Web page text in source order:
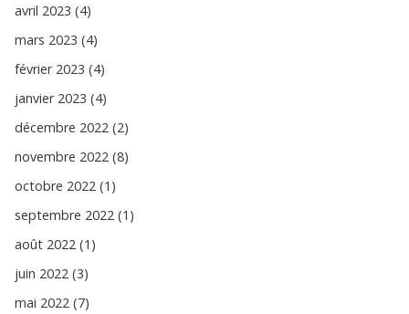
avril 2023 (4)
mars 2023 (4)
février 2023 (4)
janvier 2023 (4)
décembre 2022 (2)
novembre 2022 (8)
octobre 2022 (1)
septembre 2022 (1)
août 2022 (1)
juin 2022 (3)
mai 2022 (7)